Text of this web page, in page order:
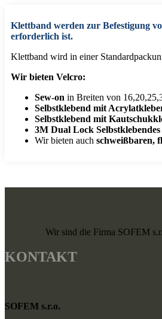
Klettband werden zur Befestigung
erforderlich ist.
Klettband wird in einer
Wir bieten Velcro:
Sew-on in Breiten von
Selbstklebend mit
Selbstklebend mit
3M Dual Lock
Wir bieten auch schweißbaren,
Wir sind die Firma SOFEM
KONTAKT
SOFEM s.r.o.